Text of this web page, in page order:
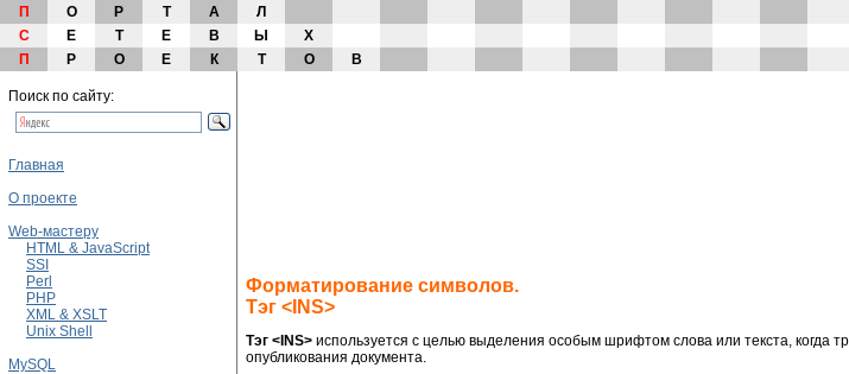
П О Р Т А
Л
С
Е Т Е В Ы
Х
П
Р О Е К Т О В
Поиск по сайту:
Главная
О проекте
Web-мастеру
HTML & JavaScript
SSI
Perl
PHP
XML & XSLT
Unix Shell
MySQL
Форматирование символов.
Тэг <INS>
Тэг <INS> используется с целью выделения особым шрифтом слова или текста, когда
опубликования документа.